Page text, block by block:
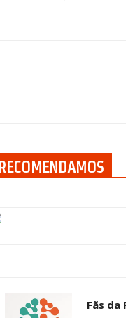
RECOMENDAMOS
Fãs da